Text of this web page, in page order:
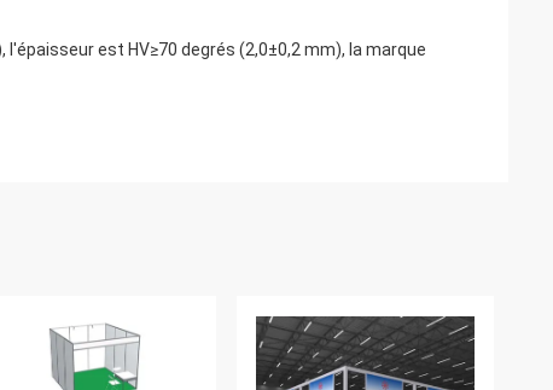
est HV≥70 degrés (2,0±0,2 mm), la marque